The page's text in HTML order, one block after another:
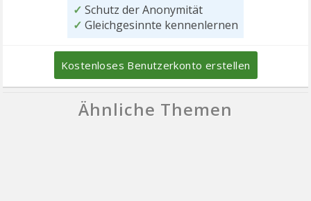
✓ Schutz der Anonymität
✓ Gleichgesinnte kennenlernen
Kostenloses Benutzerkonto erstellen
Ähnliche Themen